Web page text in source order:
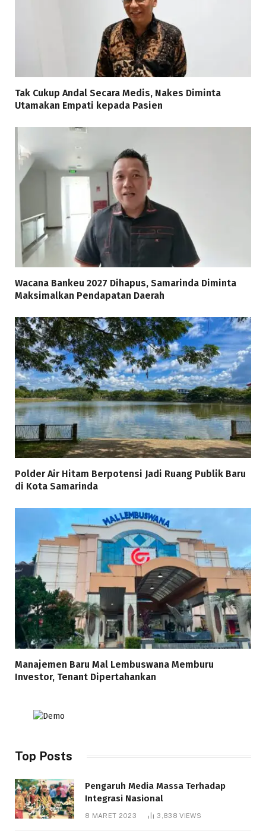
Tak Cukup Andal Secara Medis, Nakes Diminta
Utamakan Empati kepada Pasien
Wacana Bankeu 2027 Dihapus, Samarinda Diminta
Maksimalkan Pendapatan Daerah
Polder Air Hitam Berpotensi Jadi Ruang Publik Baru
di Kota Samarinda
Manajemen Baru Mal Lembuswana Memburu
Investor, Tenant Dipertahankan
Top Posts
Pengaruh Media Massa Terhadap
Integrasi Nasional
8 MARET 2023 3,838VIEWS